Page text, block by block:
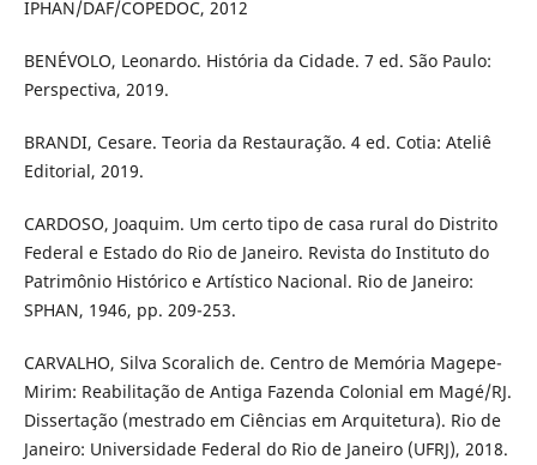
IPHAN/DAF/COPEDOC, 2012
BENÉVOLO, Leonardo. História da Cidade. 7 ed. São Paulo:
Perspectiva, 2019.
BRANDI, Cesare. Teoria da Restauração. 4 ed. Cotia: Ateliê
Editorial, 2019.
CARDOSO, Joaquim. Um certo tipo de casa rural do Distrito
Federal e Estado do Rio de Janeiro. Revista do Instituto do
Patrimônio Histórico e Artístico Nacional. Rio de Janeiro:
SPHAN, 1946, pp. 209-253.
CARVALHO, Silva Scoralich de. Centro de Memória Magepe-
Mirim: Reabilitação de Antiga Fazenda Colonial em Magé/RJ.
Dissertação (mestrado em Ciências em Arquitetura). Rio de
Janeiro: Universidade Federal do Rio de Janeiro (UFRJ), 2018.